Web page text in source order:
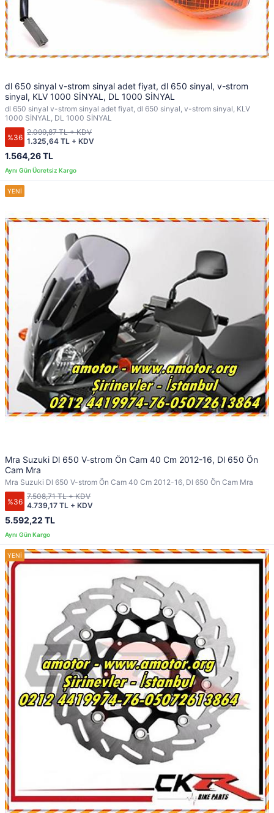
dl 650 sinyal v-strom sinyal adet fiyat, dl 650 sinyal, v-strom
sinyal, KLV 1000 SİNYAL, DL 1000 SİNYAL
dl 650 sinyal v-strom sinyal adet fiyat, dl 650 sinyal, v-strom sinyal, KLV
1000 SİNYAL, DL 1000 SİNYAL
%36
1.564,26 TL
1.325,64 TL + KDV
2.099,87 TL + KDV
Mra Suzuki Dl 650 V-strom Ön Cam 40 Cm 2012-16, Dl 650 Ön
Cam Mra
Mra Suzuki Dl 650 V-strom Ön Cam 40 Cm 2012-16, Dl 650 Ön Cam Mra
%36
5.592,22 TL
4.739,17 TL + KDV
7.508,71 TL + KDV